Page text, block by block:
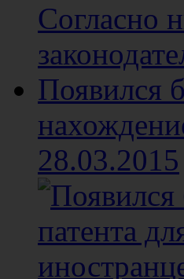
Согласно
Появился
28.03.2015